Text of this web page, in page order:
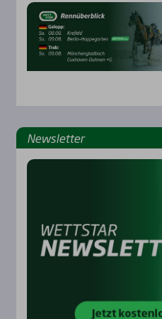
News­let­ter